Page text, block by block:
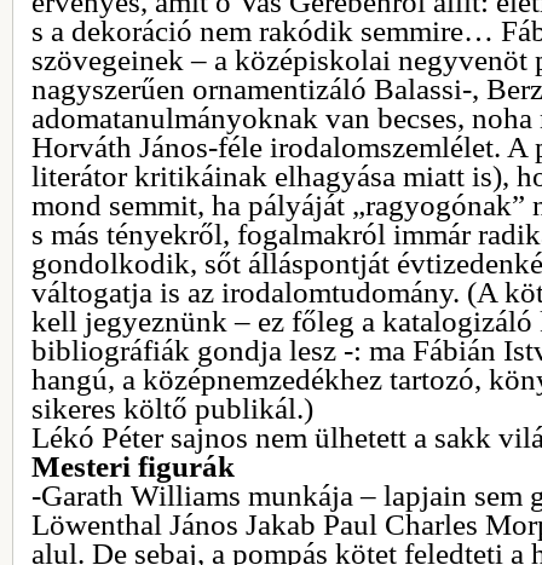
s a dekoráció nem rakódik semmire…
szövegeinek – a középiskolai negyvenöt
nagyszerűen ornamentizáló Balassi-,
adomatanulmányoknak van becses,
Horváth János-féle irodalomszemlélet. A
literátor kritikáinak elhagyása miatt is),
mond semmit, ha pályáját „ragyogónak”
s más tényekről, fogalmakról immár
gondolkodik, sőt álláspontját
váltogatja is az irodalomtudomány. (A
kell jegyeznünk – ez főleg a katalogizáló
bibliográfiák gondja lesz -: ma Fábián
hangú, a középnemzedékhez tartozó,
sikeres költő publikál.)
Lékó Péter sajnos nem ülhetett a sakk
Mesteri figurák
-Garath Williams munkája – lapjain sem
Löwenthal János Jakab Paul Charles
alul. De sebaj, a pompás kötet feledteti a